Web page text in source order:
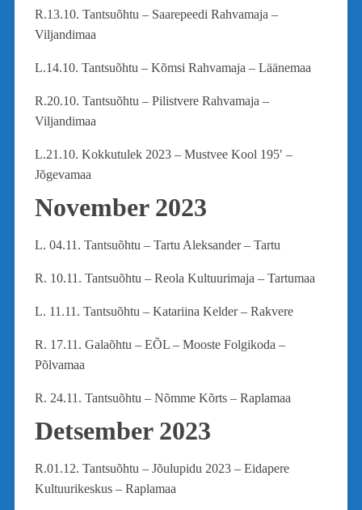
R.13.10. Tantsuõhtu – Saarepeedi Rahvamaja –
Viljandimaa
L.14.10. Tantsuõhtu – Kõmsi Rahvamaja – Läänemaa
R.20.10. Tantsuõhtu – Pilistvere Rahvamaja –
Viljandimaa
L.21.10. Kokkutulek 2023 – Mustvee Kool 195′ –
Jõgevamaa
November 2023
L. 04.11. Tantsuõhtu – Tartu Aleksander – Tartu
R. 10.11. Tantsuõhtu – Reola Kultuurimaja – Tartumaa
L. 11.11. Tantsuõhtu – Katariina Kelder – Rakvere
R. 17.11. Galaõhtu – EÕL – Mooste Folgikoda –
Põlvamaa
R. 24.11. Tantsuõhtu – Nõmme Kõrts – Raplamaa
Detsember 2023
R.01.12. Tantsuõhtu – Jõulupidu 2023 – Eidapere
Kultuurikeskus – Raplamaa